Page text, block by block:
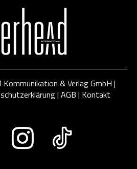
& Verlag GmbH |
| AGB | Kontakt